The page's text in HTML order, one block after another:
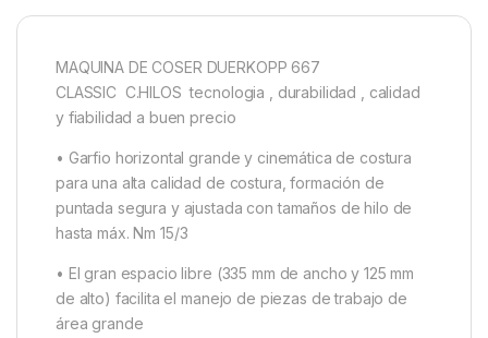
MAQUINA DE COSER DUERKOPP 667
CLASSIC C.HILOS tecnologia , durabilidad , calidad
y fiabilidad a buen precio
• Garfio horizontal grande y cinemática de costura
para una alta calidad de costura, formación de
puntada segura y ajustada con tamaños de hilo de
hasta máx. Nm 15/3
• El gran espacio libre (335 mm de ancho y 125 mm
de alto) facilita el manejo de piezas de trabajo de
área grande